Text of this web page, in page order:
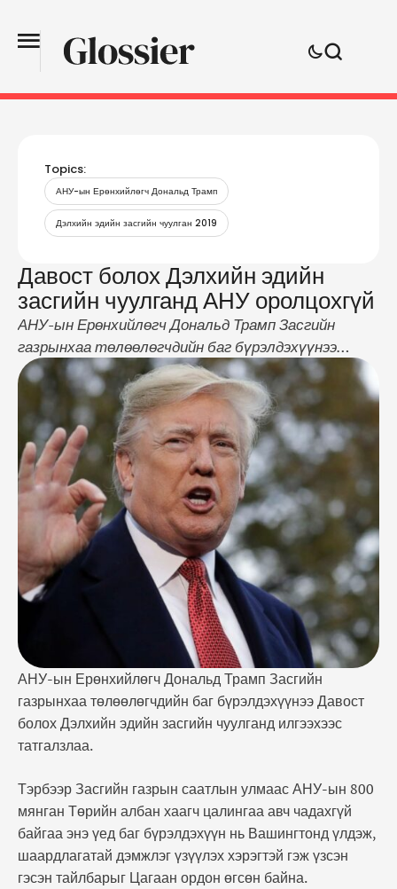
Topics:
АНУ-ын Ерөнхийлөгч Дональд Трамп
Дэлхийн эдийн засгийн чуулган 2019
Давост болох Дэлхийн эдийн
засгийн чуулганд АНУ оролцохгүй
АНУ-ын Ерөнхийлөгч Дональд Трамп Засгийн
газрынхаа төлөөлөгчдийн баг бүрэлдэхүүнээ
Давост болох Дэлхийн эдийн засгийн чуулганд
илгээхээс татгалзлаа. Тэрбээр Засгийн газрын
саатлын улмаас АНУ-ын 800 мянган Төрийн албан
хаагч цалингаа авч чадахгүй байгаа энэ үед баг
бүрэлдэхүүн нь Вашингтонд үлдэж, шаардлагатай
дэмжлэг үзүүлэх хэрэгтэй гэж үзсэн гэсэн
тайлбарыг Цагаан ордон өгсөн байна. ~Давост
болох Дэлхийн эдийн …
АНУ-ын Ерөнхийлөгч Дональд Трамп Засгийн
газрынхаа төлөөлөгчдийн баг бүрэлдэхүүнээ Давост
болох Дэлхийн эдийн засгийн чуулганд илгээхээс
татгалзлаа.
Тэрбээр Засгийн газрын саатлын улмаас АНУ-ын 800
мянган Төрийн албан хаагч цалингаа авч чадахгүй
байгаа энэ үед баг бүрэлдэхүүн нь Вашингтонд үлдэж,
шаардлагатай дэмжлэг үзүүлэх хэрэгтэй гэж үзсэн
гэсэн тайлбарыг Цагаан ордон өгсөн байна.